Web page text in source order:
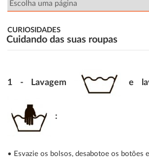
CURIOSIDADES
Cuidando das suas roupas
1 - Lavagem e
:
• Esvazie os bolsos, desabotoe os botões